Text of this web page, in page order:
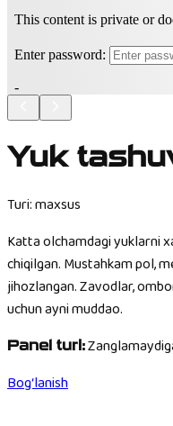
Yuk
Turi: maxsus
Katta olchamdagi yuklarni
chiqilgan. Mustahkam pol,
jihozlangan. Zavodlar,
uchun ayni muddao.
Panel turi:
Bog‘lanish